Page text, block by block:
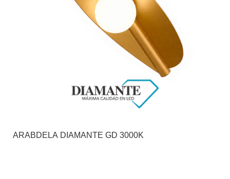
ARABDELA DIAMANTE GD 3000K